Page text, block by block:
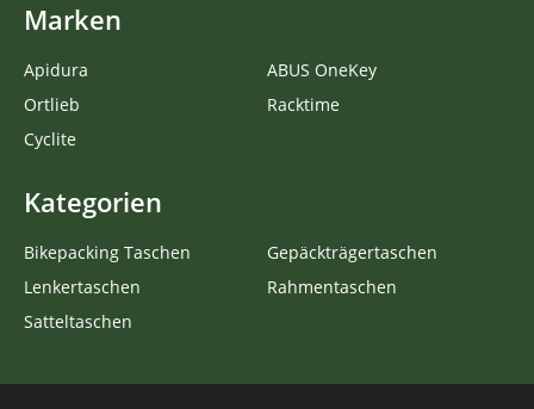
Marken
Apidura
Ortlieb
Cyclite
ABUS OneKey
Racktime
Kategorien
Bikepacking Taschen
Lenkertaschen
Satteltaschen
Gepäckträgertaschen
Rahmentaschen